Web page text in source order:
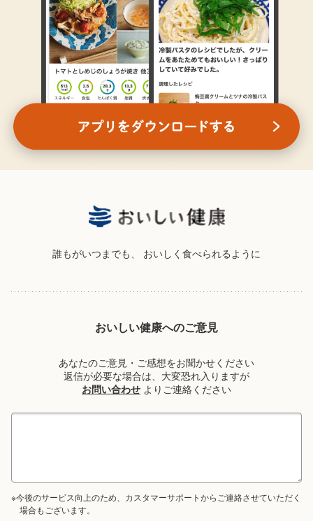
誰もがいつまでも、 おいしく食べられるように
おいしい健康へのご意見
あなたのご意見・ご感想をお聞かせください
返信が必要な場合は、大変恐れ入りますが
お問い合わせ よりご連絡ください
※今後のサービス向上のため、カスタマーサポートからご連絡させていただく
場合もございます。